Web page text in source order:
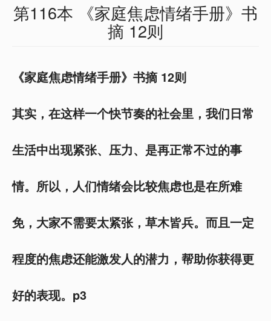
第116本 《家庭焦虑情绪手册》书
摘 12则
《家庭焦虑情绪手册》书摘 12则
其实，在这样一个快节奏的社会里，我们日常
生活中出现紧张、压力、是再正常不过的事
情。所以，人们情绪会比较焦虑也是在所难
免，大家不需要太紧张，草木皆兵。而且一定
程度的焦虑还能激发人的潜力，帮助你获得更
好的表现。p3